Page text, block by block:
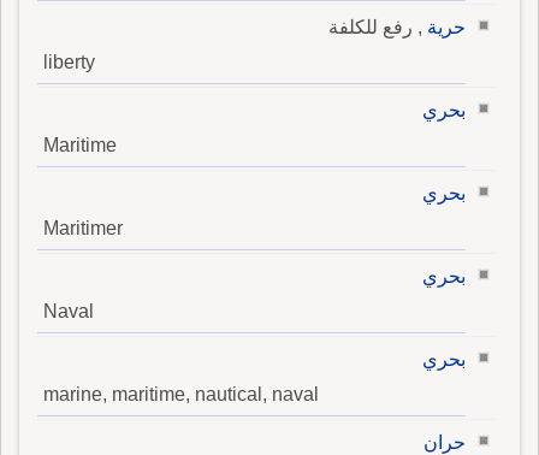
حرية , رفع للكلفة
liberty
بحري
Maritime
بحري
Maritimer
بحري
Naval
بحري
marine, maritime, nautical, naval
حران